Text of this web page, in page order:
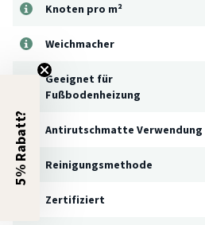
Knoten pro m²
Weichmacher
Geeignet für
Fußbodenheizung
Antirutschmatte Verwendung
Reinigungsmethode
Zertifiziert
5% Rabatt?